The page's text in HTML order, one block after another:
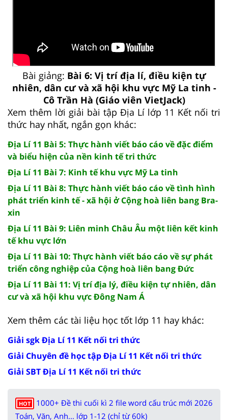
Bài giảng: Bài 6: Vị trí địa lí, điều kiện tự
nhiên, dân cư và xã hội khu vực Mỹ La tinh -
Cô Trần Hà (Giáo viên VietJack)
Xem thêm lời giải bài tập Địa Lí lớp 11 Kết nối tri
thức hay nhất, ngắn gọn khác:
Địa Lí 11 Bài 5: Thực hành viết báo cáo về đặc điểm
và biểu hiện của nền kinh tế tri thức
Địa Lí 11 Bài 7: Kinh tế khu vực Mỹ La tinh
Địa Lí 11 Bài 8: Thực hành viết báo cáo về tình hình
phát triển kinh tế - xã hội ở Cộng hoà liên bang Bra-
xin
Địa Lí 11 Bài 9: Liên minh Châu Âu một liên kết kinh
tế khu vực lớn
Địa Lí 11 Bài 10: Thực hành viết báo cáo về sự phát
triển công nghiệp của Cộng hoà liên bang Đức
Địa Lí 11 Bài 11: Vị trí địa lý, điều kiện tự nhiên, dân
cư và xã hội khu vực Đông Nam Á
Xem thêm các tài liệu học tốt lớp 11 hay khác:
Giải sgk Địa Lí 11 Kết nối tri thức
Giải Chuyên đề học tập Địa Lí 11 Kết nối tri thức
Giải SBT Địa Lí 11 Kết nối tri thức
HOT
1000+ Đề thi cuối kì 2 file word cấu trúc mới 2026
Toán, Văn, Anh... lớp 1-12 (chỉ từ 60k)